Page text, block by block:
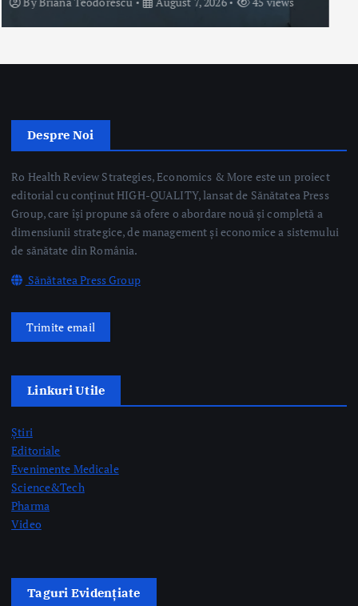
Ro Health Review Strategies, Economics & More este un proiect
editorial cu conținut HIGH-QUALITY, lansat de Sănătatea Press
dimensiunii strategice, de management și economice a sistemului
Linkuri Utile
Editoriale
Taguri Evidențiate
gardă gripă
prelevare de organe
rezidenți
Postari Recente